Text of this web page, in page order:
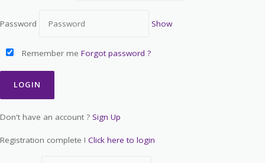
Password Show
Remember me Forgot password ?
Don't have an account ? Sign Up
Registration complete ! Click here to login